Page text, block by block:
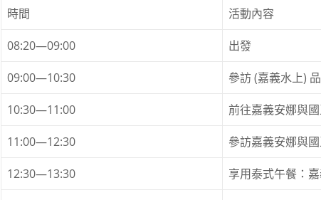
時間 活動內容
08:20—09:00 出發
09:00—10:30 參訪 (嘉義水上)
10:30—11:00 前往嘉義安娜與
11:00—12:30 參訪嘉義安娜與
12:30—13:30 享用泰式午餐：